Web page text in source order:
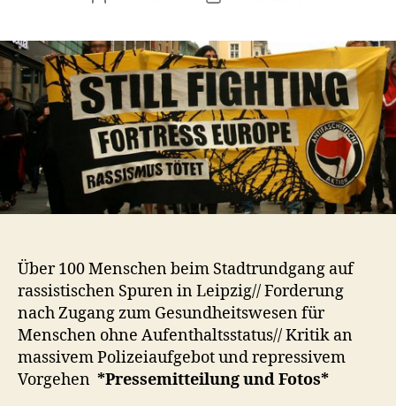
Über 100 Menschen beim Stadtrundgang auf
rassistischen Spuren in Leipzig// Forderung
nach Zugang zum Gesundheitswesen für
Menschen ohne Aufenthaltsstatus// Kritik an
massivem Polizeiaufgebot und repressivem
Vorgehen *Pressemitteilung und Fotos*